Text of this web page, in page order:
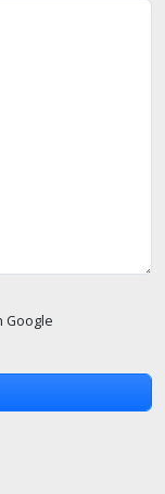
Google